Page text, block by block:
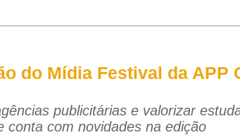
do Mídia Festival da APP
publicitárias e valorizar
conta com novidades na edição